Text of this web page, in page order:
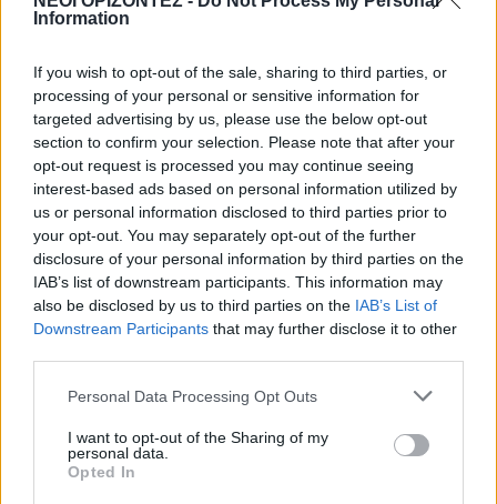
Information
If you wish to opt-out of the sale, sharing to third parties, or
processing of your personal or sensitive information for
targeted advertising by us, please use the below opt-out
section to confirm your selection. Please note that after your
opt-out request is processed you may continue seeing
interest-based ads based on personal information utilized by
us or personal information disclosed to third parties prior to
your opt-out. You may separately opt-out of the further
disclosure of your personal information by third parties on the
IAB’s list of downstream participants. This information may
also be disclosed by us to third parties on the IAB’s List of
Downstream Participants that may further disclose it to other
Personal Data Processing Opt Outs
I want to opt-out of the Sharing of my
personal data.
Opted In
Δημοφιλή αυτή την εβδομάδα